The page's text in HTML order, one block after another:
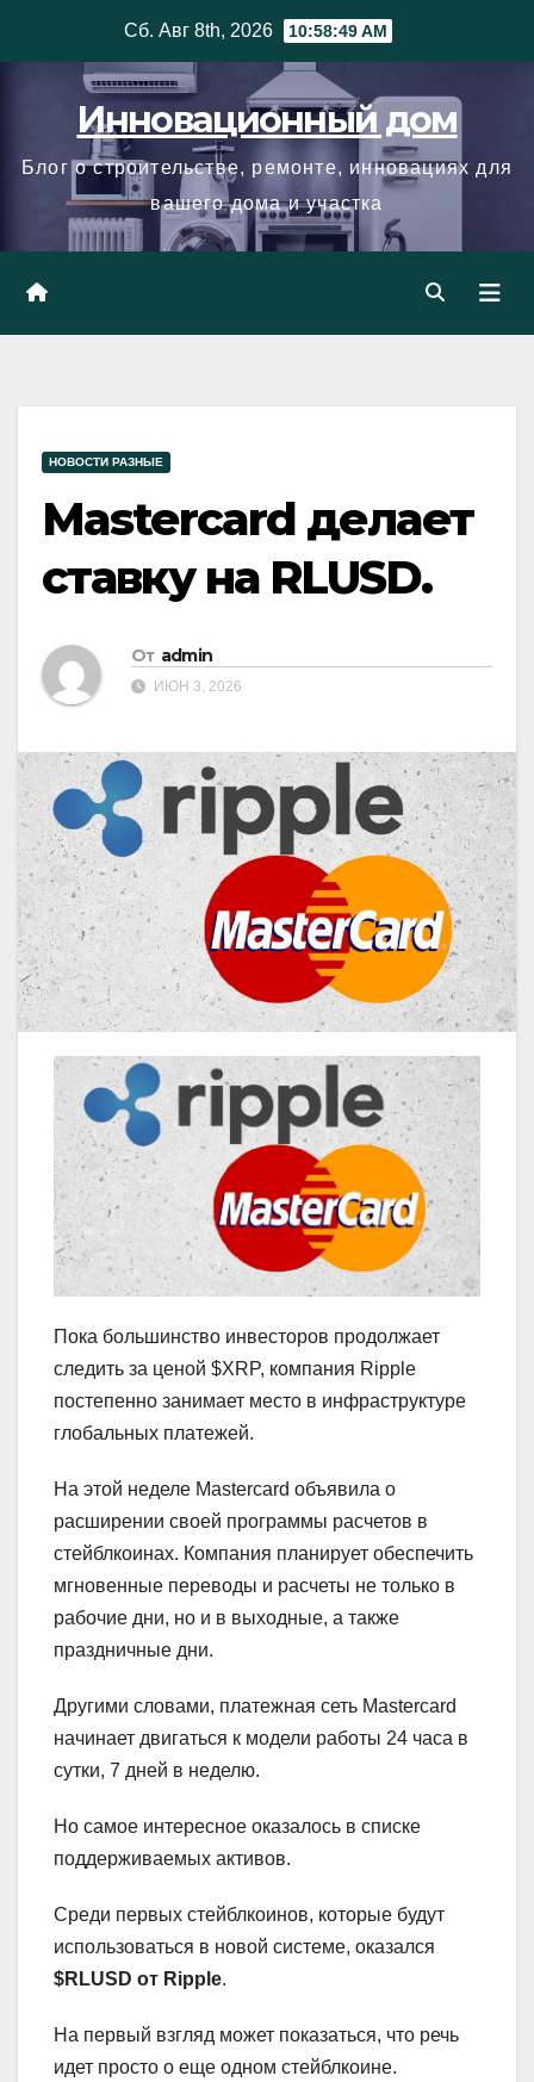
Сб. Авг 8th, 2026 10:58:50 AM
Инновационный дом
Блог о строительстве, ремонте, инновациях для
вашего дома и участка
НОВОСТИ РАЗНЫЕ
Mastercard делает
ставку на RLUSD.
От admin
ИЮН 3, 2026
Пока большинство инвесторов продолжает
следить за ценой $XRP, компания Ripple
постепенно занимает место в инфраструктуре
глобальных платежей.
На этой неделе Mastercard объявила о
расширении своей программы расчетов в
стейблкоинах. Компания планирует обеспечить
мгновенные переводы и расчеты не только в
рабочие дни, но и в выходные, а также
праздничные дни.
Другими словами, платежная сеть Mastercard
начинает двигаться к модели работы 24 часа в
сутки, 7 дней в неделю.
Но самое интересное оказалось в списке
поддерживаемых активов.
Среди первых стейблкоинов, которые будут
использоваться в новой системе, оказался
$RLUSD от Ripple.
На первый взгляд может показаться, что речь
идет просто о еще одном стейблкоине.